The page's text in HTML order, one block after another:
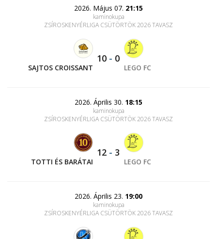
2026. Május 07. 21:15
kaminokupa
ZSÍROSKENYÉRLIGA CSÜTÖRTÖK 2026 TAVASZ
SAJTOS CROISSANT
10 - 0
LEGO FC
2026. Április 30. 18:15
kaminokupa
ZSÍROSKENYÉRLIGA CSÜTÖRTÖK 2026 TAVASZ
TOTTI ÉS BARÁTAI
12 - 3
LEGO FC
2026. Április 23. 19:00
kaminokupa
ZSÍROSKENYÉRLIGA CSÜTÖRTÖK 2026 TAVASZ